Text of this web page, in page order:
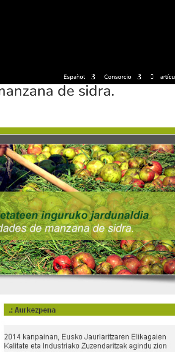
Español Consorcio
de sidra.